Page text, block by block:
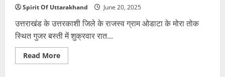
Spirit Of Uttarakhand June 20, 2025
उत्तराखंड के उत्तरकाशी जिले के राजस्व ग्राम ओडाटा के मोरा तोक
स्थित गुजर बस्ती में शुक्रवार रात...
Read MoreRead
more